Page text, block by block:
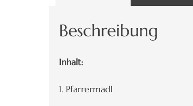
Beschreibung
Inhalt:
1. Pfarrermadl